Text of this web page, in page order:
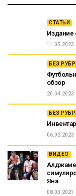
СТАТЬИ
Издание
11.05.2023
БЕЗ
обзор
20.04.2023
БЕЗ
06.02.2023
ВИДЕО
Яна
08.03.2021